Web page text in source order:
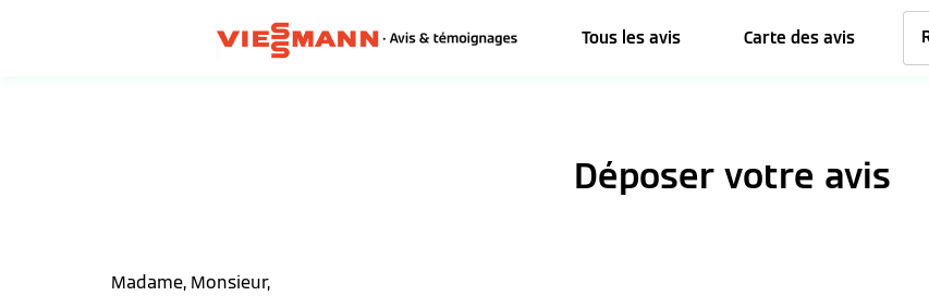
Tous les avis Carte des avis
Déposer votre avis
Madame, Monsieur,